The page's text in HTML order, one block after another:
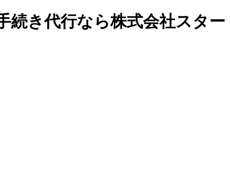
続き代行なら株式会社スター